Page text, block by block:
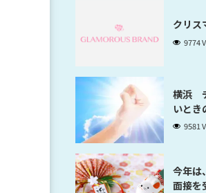
クリス
9774
横浜 チ
いとき
9581
今年は
面接を